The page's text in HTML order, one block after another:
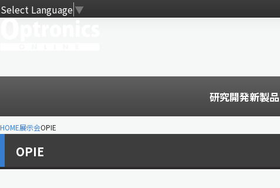
Select Language▼
研究開発新製品
HOME展示会OPIE
OPIE